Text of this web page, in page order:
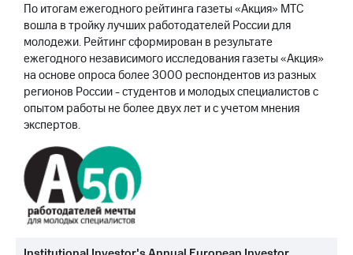
По итогам ежегодного рейтинга газеты «Акция» МТС
вошла в тройку лучших работодателей России для
молодежи. Рейтинг сформирован в результате
ежегодного независимого исследования газеты «Акция»
на основе опроса более 3000 респондентов из разных
регионов России - студентов и молодых специалистов с
опытом работы не более двух лет и с учетом мнения
экспертов.